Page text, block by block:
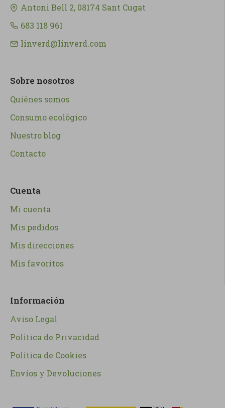
Antoni Bell 2, 08174 Sant Cugat
683 118 961
linverd@linverd.com
Sobre nosotros
Quiénes somos
Consumo ecológico
Nuestro blog
Contacto
Cuenta
Mi cuenta
Mis pedidos
Mis direcciones
Mis favoritos
Información
Aviso Legal
Política de Privacidad
Política de Cookies
Envíos y Devoluciones